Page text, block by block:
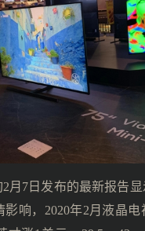
月7日发布的最新报告
影响，2020年2月液晶